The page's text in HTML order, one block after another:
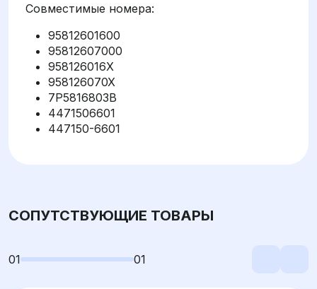
Совместимые номера:
95812601600
95812607000
958126016X
958126070X
7P5816803B
4471506601
447150-6601
СОПУТСТВУЮЩИЕ ТОВАРЫ
01 01